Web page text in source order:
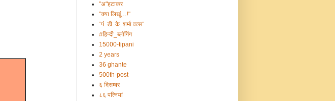
"अ"हटाकर
"क्या लिखूं…!"
”पं. डी. के. शर्मा वत्स”
#हिन्दी_ब्लॉगिंग
15000-tipani
2 years
36 ghante
500th-post
६ दिसम्बर
८६ पत्नियां